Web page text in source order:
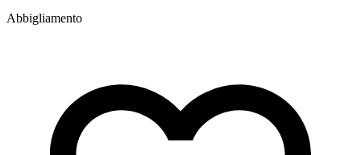
Abbigliamento